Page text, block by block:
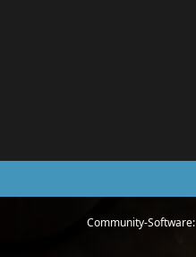
Community-Software: